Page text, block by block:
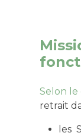
Selon le
retrait
les